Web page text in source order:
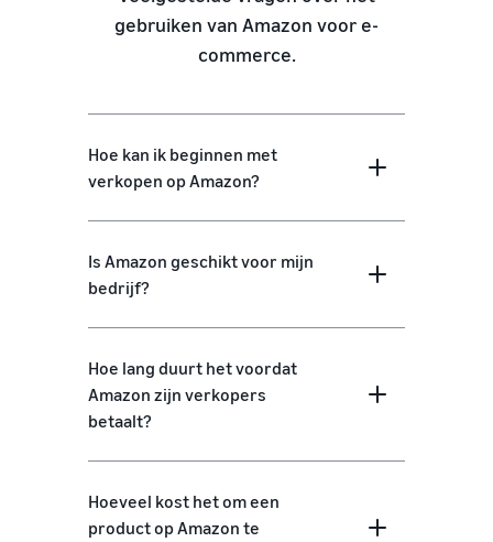
gebruiken van Amazon voor e-
commerce.
Hoe kan ik beginnen met
verkopen op Amazon?
Is Amazon geschikt voor mijn
bedrijf?
Hoe lang duurt het voordat
Amazon zijn verkopers
betaalt?
Hoeveel kost het om een
product op Amazon te